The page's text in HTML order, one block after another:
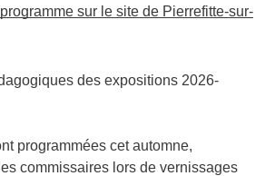
sur le site de Pierrefitte-sur-
des expositions 2026-
programmées cet automne,
commissaires lors de vernissages